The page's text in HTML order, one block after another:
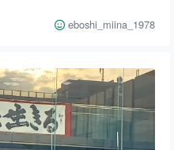
eboshi_miina_1978